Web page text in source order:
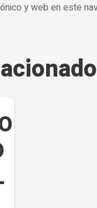
y web en este